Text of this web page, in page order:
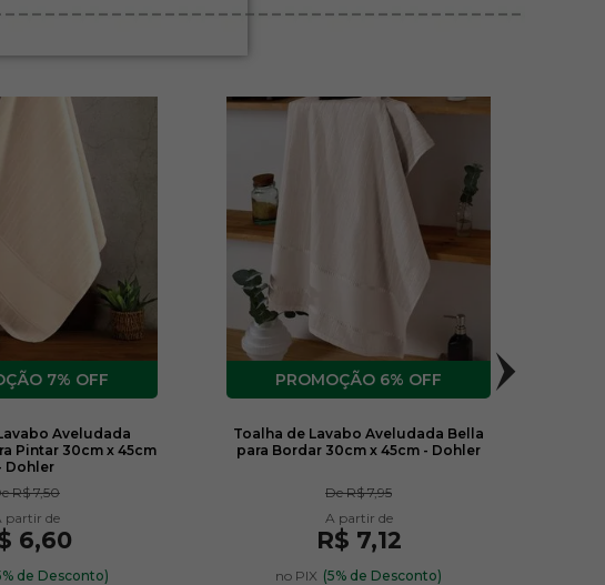
7% OFF
Aveludada
Pintar 30cm x 45cm
Dohler
R$ 7,50
6,60
de Desconto)
6% OFF
Toalha de Lavabo Aveludada Bella
para Bordar 30cm x 45cm - Dohler
DeR$ 7,95
R$ 7,12
no PIX (5% de Desconto)